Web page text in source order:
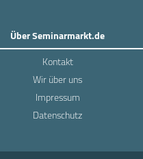
Über Seminarmarkt.de
Kontakt
Wir über uns
Impressum
Datenschutz